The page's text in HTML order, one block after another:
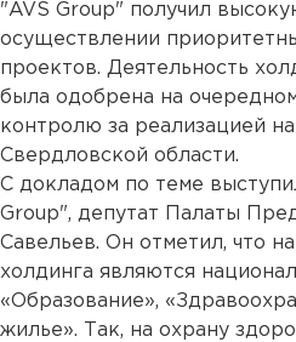
"AVS Group" получил
осуществлении
проектов. Деятельность
была одобрена на
контролю за реализацией
Свердловской области.
С докладом по теме
Group", депутат Палаты
Савельев. Он отметил, что
холдинга являются
«Образование»,
жилье». Так, на охрану